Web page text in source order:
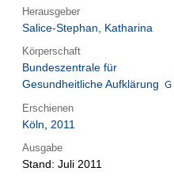
Herausgeber
Salice-Stephan, Katharina
Körperschaft
Bundeszentrale für
Gesundheitliche Aufklärung
Erschienen
Köln, 2011
Ausgabe
Stand: Juli 2011